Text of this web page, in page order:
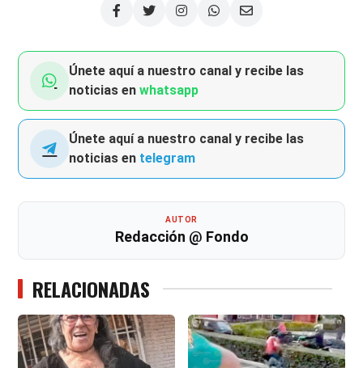
Únete aquí a nuestro canal y recibe las
noticias enwhatsapp
Únete aquí a nuestro canal y recibe las
noticias en telegram
AUTOR
Redacción @ Fondo
RELACIONADAS